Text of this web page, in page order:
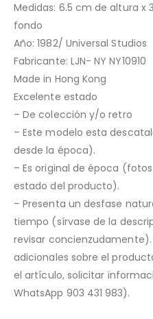
Medidas: 6.5 cm de altura x
fondo
Año: 1982/ Universal Studios
Fabricante: LJN- NY NY10910
Made in Hong Kong
Excelente estado
– De colección y/o retro
– Este modelo esta
desde la época).
– Es original de época
estado del producto).
– Presenta un desfase
tiempo (sírvase de la
revisar
adicionales sobre el
el artículo, solicitar
WhatsApp 903 431 983).